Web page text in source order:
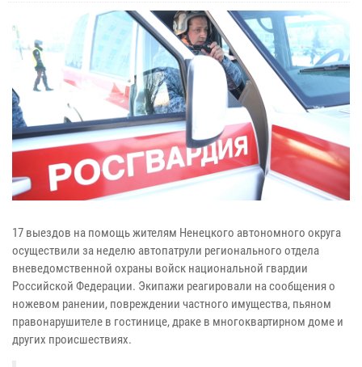
17 выездов на помощь жителям Ненецкого автономного округа
осуществили за неделю автопатрули регионального отдела
вневедомственной охраны войск национальной гвардии
Российской Федерации. Экипажи реагировали на сообщения о
ножевом ранении, повреждении частного имущества, пьяном
правонарушителе в гостинице, драке в многоквартирном доме и
других происшествиях.